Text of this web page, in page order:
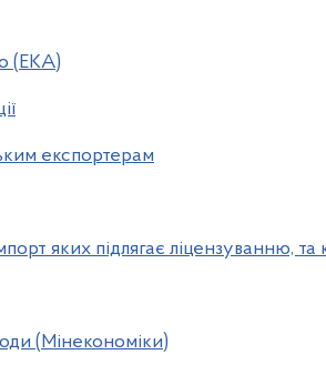
(ЕКА)
експортерам
яких підлягає ліцензуванню,
(Мінекономіки)